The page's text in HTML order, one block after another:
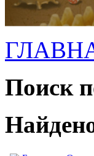
Поиск